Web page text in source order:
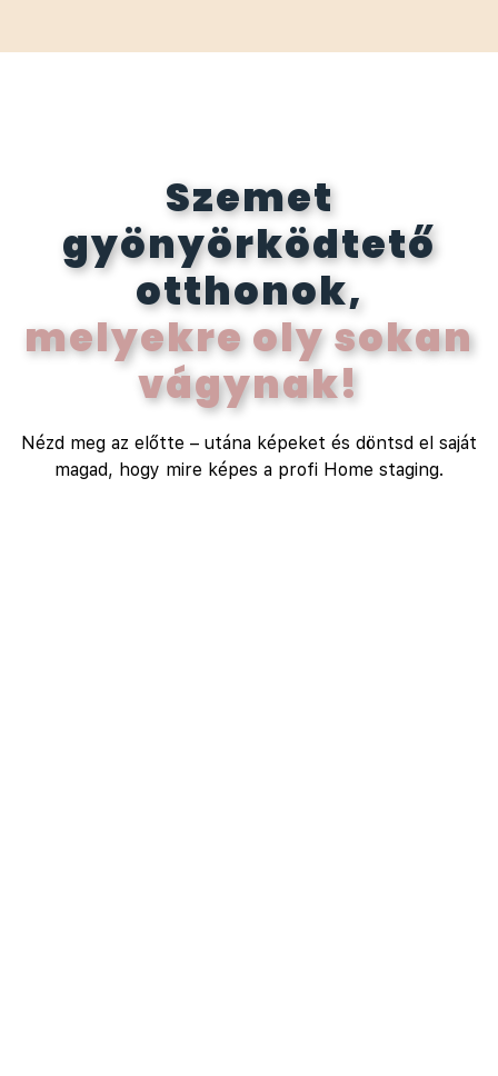
Szemet
gyönyörködtető
otthonok,
melyekre oly sokan
vágynak!
Nézd meg az előtte – utána képeket és döntsd el saját
magad, hogy mire képes a profi Home staging.